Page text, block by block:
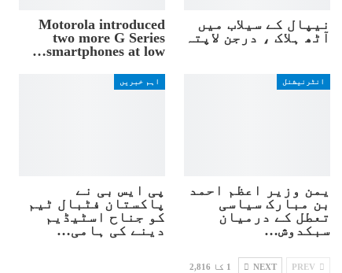
نیپال کے سیلاب میں
آٹھ ہلاک ، درجن لاپتہ
Motorola introduced
two more G Series
smartphones at low…
انٹرنیشنل
یمن وزیر اعظم احمد
بن مبارک سیاسی
تعطل کے درمیان
سبکدوش…
اہم خبریں
پی ایس بی نے
پاکستان فٹبال ٹیم
کو جناح اسٹیڈیم
دینے کی ہامی…
NEXT 1 کا 2,816